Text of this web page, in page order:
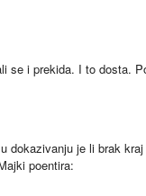
se i prekida. I to dosta.
dokazivanju je li brak
poentira: